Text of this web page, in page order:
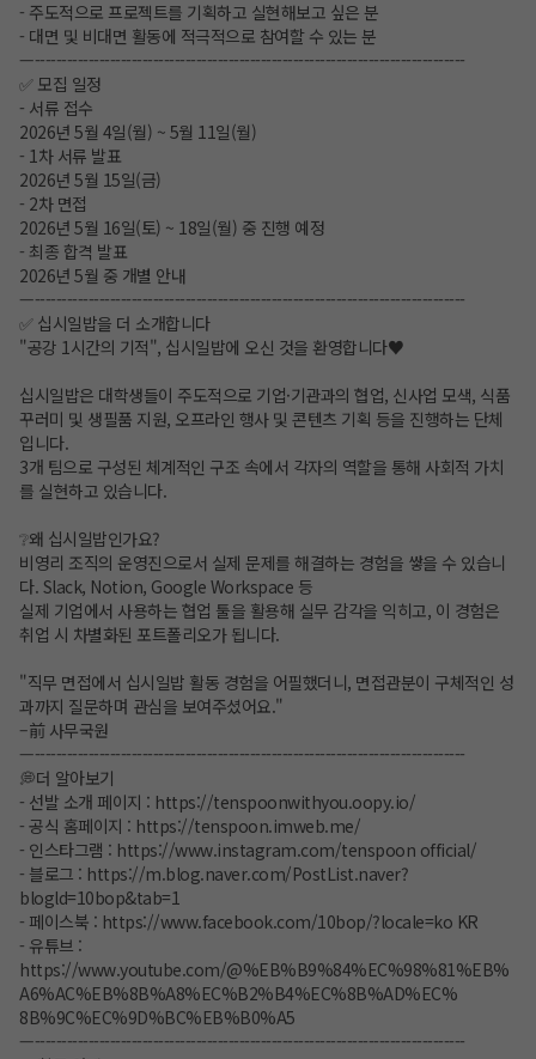
- 주도적으로 프로젝트를 기획하고 실현해보고 싶은 분
- 대면 및 비대면 활동에 적극적으로 참여할 수 있는 분
—--------------------------------------------------------------------------------
✅ 모집 일정
- 서류 접수
2026년 5월 4일(월) ~ 5월 11일(월)
- 1차 서류 발표
2026년 5월 15일(금)
- 2차 면접
2026년 5월 16일(토) ~ 18일(월) 중 진행 예정
- 최종 합격 발표
2026년 5월 중 개별 안내
—--------------------------------------------------------------------------------
✅ 십시일밥을 더 소개합니다
"공강 1시간의 기적", 십시일밥에 오신 것을 환영합니다♥
십시일밥은 대학생들이 주도적으로 기업·기관과의 협업, 신사업 모색, 식품
꾸러미 및 생필품 지원, 오프라인 행사 및 콘텐츠 기획 등을 진행하는 단체
입니다.
3개 팀으로 구성된 체계적인 구조 속에서 각자의 역할을 통해 사회적 가치
를 실현하고 있습니다.
❔왜 십시일밥인가요?
비영리 조직의 운영진으로서 실제 문제를 해결하는 경험을 쌓을 수 있습니
다. Slack, Notion, Google Workspace 등
실제 기업에서 사용하는 협업 툴을 활용해 실무 감각을 익히고, 이 경험은
취업 시 차별화된 포트폴리오가 됩니다.
"직무 면접에서 십시일밥 활동 경험을 어필했더니, 면접관분이 구체적인 성
과까지 질문하며 관심을 보여주셨어요."
–前 사무국원
—--------------------------------------------------------------------------------
💭더 알아보기
- 선발 소개 페이지 : https://tenspoonwithyou.oopy.io/
- 공식 홈페이지 : https://tenspoon.imweb.me/
- 인스타그램 : https://www.instagram.com/tenspoon official/
- 블로그 : https://m.blog.naver.com/PostList.naver?
blogld=10bop&tab=1
- 페이스북 : https://www.facebook.com/10bop/?locale=ko KR
- 유튜브 :
https://www.youtube.com/@%EB%B9%84%EC%98%81%EB%
A6%AC%EB%8B%A8%EC%B2%B4%EC%8B%AD%EC%
8B%9C%EC%9D%BC%EB%B0%A5
—--------------------------------------------------------------------------------